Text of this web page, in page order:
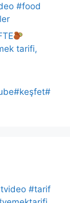
#food
tarifi,
#tarif